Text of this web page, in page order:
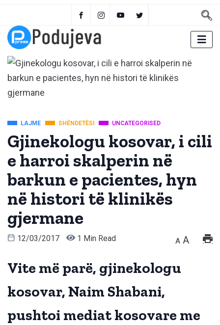
LAJME SHËNDETËSI UNCATEGORISED
Gjinekologu kosovar, i cili
e harroi skalperin në
barkun e pacientes, hyn
në histori të klinikës
gjermane
12/03/2017 1 Min Read A A
Vite më parë, gjinekologu
kosovar, Naim Shabani,
pushtoi mediat kosovare me